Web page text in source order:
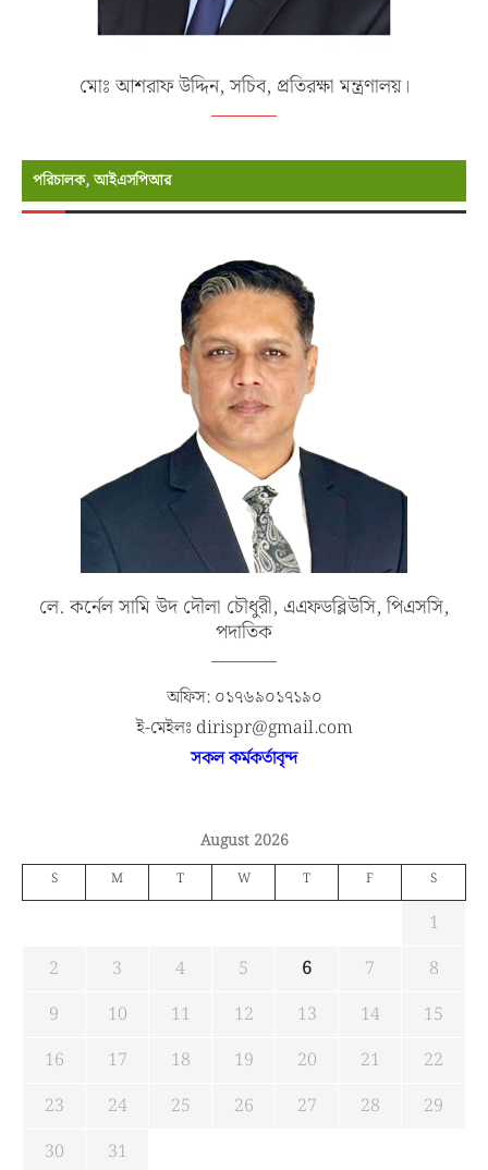
মোঃ আশরাফ উদ্দিন, সচিব, প্রতিরক্ষা মন্ত্রণালয়।
পরিচালক, আইএসপিআর
লে. কর্নেল সামি উদ দৌলা চৌধুরী, এএফডব্লিউসি, পিএসসি,
পদাতিক
অফিস: ০১৭৬৯০১৭১৯০
ই-মেইলঃ dirispr@gmail.com
সকল কর্মকর্তাবৃন্দ
August 2026
S M T W T F S
1
2
3 4 5 6 7
8
9
10 11 12 13 14
15
16
17 18 19 20 21
22
23
24 25 26 27 28
29
30
31